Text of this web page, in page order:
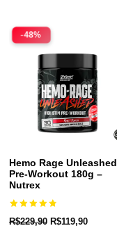
-48%
Hemo Rage Unleashed
Pre-Workout 180g –
Nutrex
Avaliação
4.89
R$229,90 R$119,90